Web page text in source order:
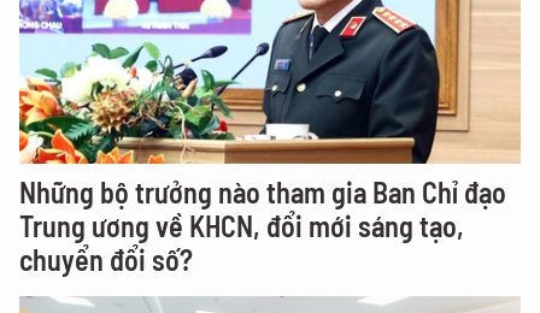
Những bộ trưởng nào tham gia Ban Chỉ đạo
Trung ương về KHCN, đổi mới sáng tạo,
chuyển đổi số?